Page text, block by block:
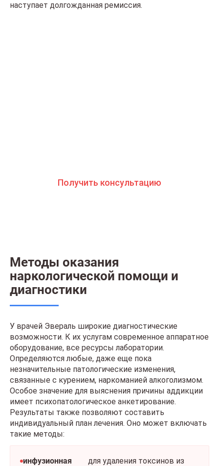
наступает долгожданная ремиссия.
Получить консультацию
Методы оказания
наркологической помощи и
диагностики
У врачей Эвераль широкие диагностические
возможности. К их услугам современное аппаратное
оборудование, все ресурсы лаборатории.
Определяются любые, даже еще пока
незначительные патологические изменения,
связанные с курением, наркоманией алкоголизмом.
Особое значение для выяснения причины аддикции
имеет психопатологическое анкетирование.
Результаты также позволяют составить
индивидуальный план лечения. Оно может включать
такие методы:
инфузионная
для удаления токсинов из